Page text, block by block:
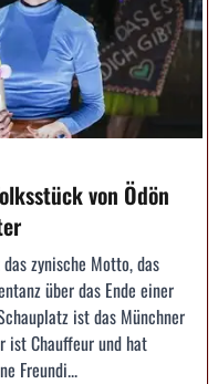
von Ödön
zynische Motto, das
über das Ende einer
ist das Münchner
ist Chauffeur und hat
Freundi...